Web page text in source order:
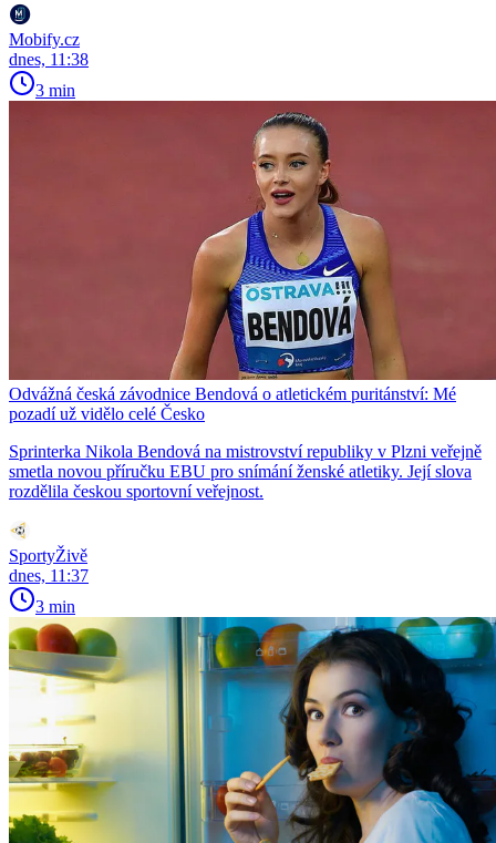
Mobify.cz
dnes, 11:38
3 min
Odvážná česká závodnice Bendová o atletickém puritánství: Mé
pozadí už vidělo celé Česko
Sprinterka Nikola Bendová na mistrovství republiky v Plzni veřejně
smetla novou příručku EBU pro snímání ženské atletiky. Její slova
rozdělila českou sportovní veřejnost.
SportyŽivě
dnes, 11:37
3 min